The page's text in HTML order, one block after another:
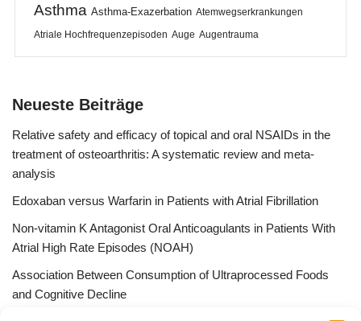
Asthma Asthma-Exazerbation Atemwegserkrankungen
Atriale Hochfrequenzepisoden Auge Augentrauma
Neueste Beiträge
Relative safety and efficacy of topical and oral NSAIDs in the
treatment of osteoarthritis: A systematic review and meta-
analysis
Edoxaban versus Warfarin in Patients with Atrial Fibrillation
Non-vitamin K Antagonist Oral Anticoagulants in Patients With
Atrial High Rate Episodes (NOAH)
Association Between Consumption of Ultraprocessed Foods
and Cognitive Decline